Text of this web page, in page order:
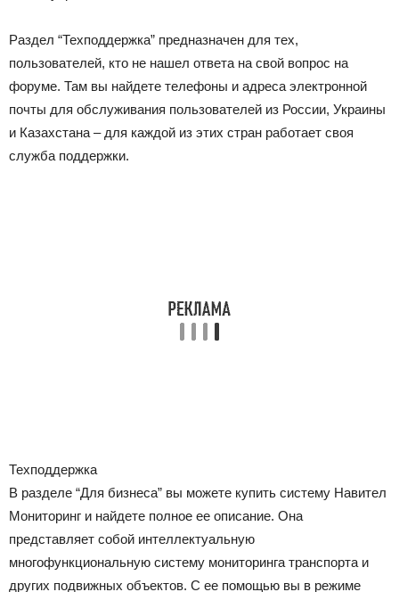
Раздел “Техподдержка” предназначен для тех,
пользователей, кто не нашел ответа на свой вопрос на
форуме. Там вы найдете телефоны и адреса электронной
почты для обслуживания пользователей из России, Украины
и Казахстана – для каждой из этих стран работает своя
служба поддержки.
Техподдержка
В разделе “Для бизнеса” вы можете купить систему Навител
Мониторинг и найдете полное ее описание. Она
представляет собой интеллектуальную
многофункциональную систему мониторинга транспорта и
других подвижных объектов. С ее помощью вы в режиме